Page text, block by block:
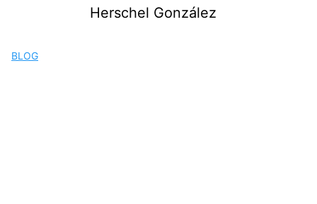
Herschel González
BLOG